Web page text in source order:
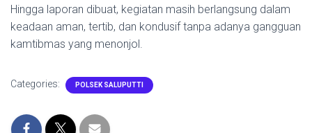
Hingga laporan dibuat, kegiatan masih berlangsung dalam
keadaan aman, tertib, dan kondusif tanpa adanya gangguan
kamtibmas yang menonjol.
Categories: POLSEK SALUPUTTI